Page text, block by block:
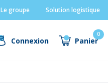
Le groupe Solution logistique
Connexion Panier
0